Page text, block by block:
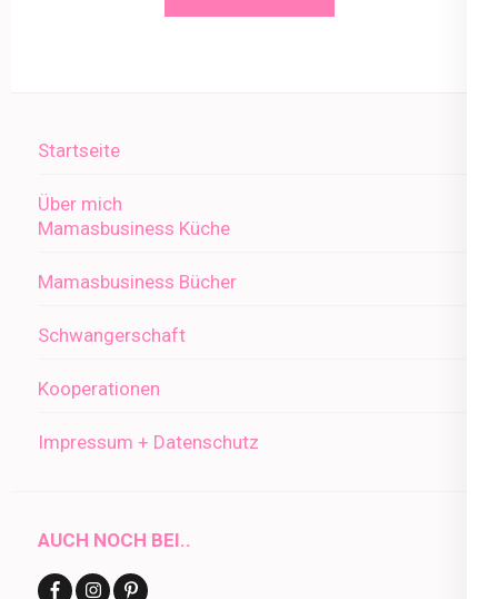
Startseite
Über mich
Mamasbusiness Küche
Mamasbusiness Bücher
Schwangerschaft
Kooperationen
Impressum + Datenschutz
AUCH NOCH BEI..